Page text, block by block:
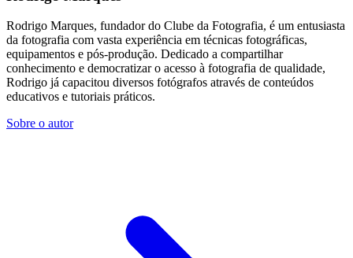
Rodrigo Marques, fundador do Clube da Fotografia, é um entusiasta
da fotografia com vasta experiência em técnicas fotográficas,
equipamentos e pós-produção. Dedicado a compartilhar
conhecimento e democratizar o acesso à fotografia de qualidade,
Rodrigo já capacitou diversos fotógrafos através de conteúdos
educativos e tutoriais práticos.
Sobre o autor